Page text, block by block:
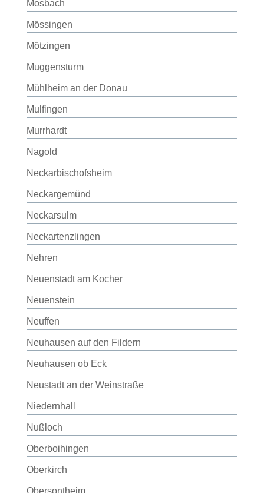
Mosbach
Mössingen
Mötzingen
Muggensturm
Mühlheim an der Donau
Mulfingen
Murrhardt
Nagold
Neckarbischofsheim
Neckargemünd
Neckarsulm
Neckartenzlingen
Nehren
Neuenstadt am Kocher
Neuenstein
Neuffen
Neuhausen auf den Fildern
Neuhausen ob Eck
Neustadt an der Weinstraße
Niedernhall
Nußloch
Oberboihingen
Oberkirch
Obersontheim